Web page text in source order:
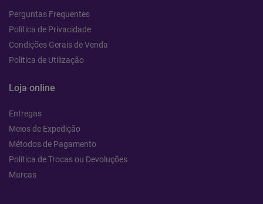
Perguntas Frequentes
Política de Privacidade
Condições Gerais de Venda
Politica de Utilização
Loja online
Entregas
Meios de Expedição
Métodos de Pagamento
Política de Trocas ou Devoluções
Marcas